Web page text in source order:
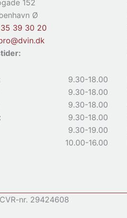
152
Ø
35 39 30 20
9.30-18.00
9.30-18.00
9.30-18.00
9.30-18.00
9.30-19.00
10.00-16.00
nr. 29424608